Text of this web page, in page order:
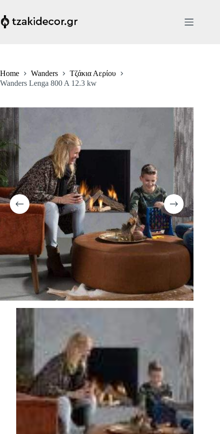
content
Home Wanders
Τζάκια Αερίου
Wanders Lenga 800 A 12.3 kw